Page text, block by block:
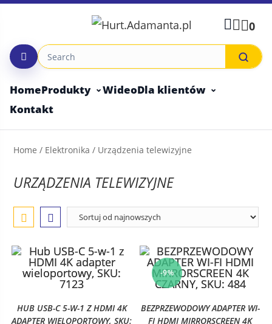
Skip
0
HomeProdukty WideoDla klientów
Kontakt
Home / Elektronika / Urządzenia telewizyjne
URZĄDZENIA TELEWIZYJNE
HUB USB-C 5-W-1 Z HDMI 4K
ADAPTER WIELOPORTOWY, SKU:
-9%
BEZPRZEWODOWY ADAPTER WI-
FI HDMI MIRRORSCREEN 4K